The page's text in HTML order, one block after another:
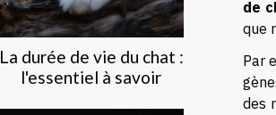
La durée de vie du chat :
l'essentiel à savoir
de
que
Par
des